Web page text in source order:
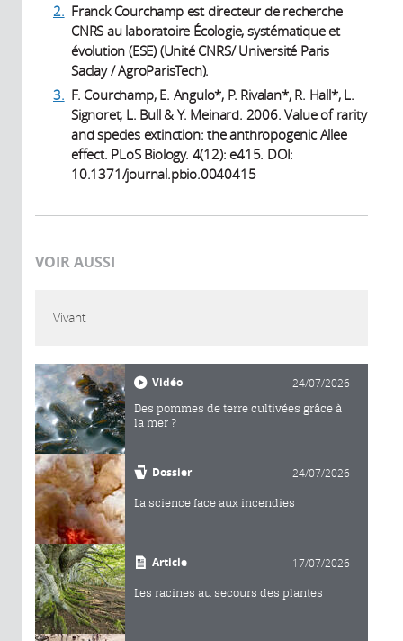
2. Franck Courchamp est directeur de recherche
CNRS au laboratoire Écologie, systématique et
évolution (ESE) (Unité CNRS/ Université Paris
Saclay / AgroParisTech).
3. F. Courchamp, E. Angulo*, P. Rivalan*, R. Hall*, L.
Signoret, L. Bull & Y. Meinard. 2006. Value of rarity
and species extinction: the anthropogenic Allee
effect. PLoS Biology. 4(12): e415. DOI:
10.1371/journal.pbio.0040415
VOIR AUSSI
Vivant
Vidéo 24/07/2026
Des pommes de terre cultivées grâce à
la mer ?
Dossier 24/07/2026
La science face aux incendies
Article 17/07/2026
Les racines au secours des plantes